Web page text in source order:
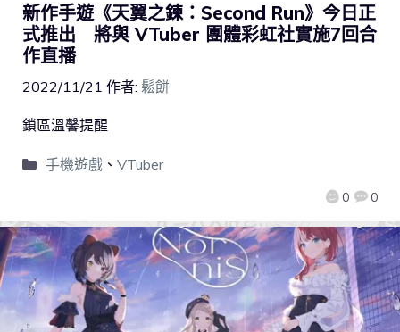
新作手遊《天翼之鍊：Second Run》今日正
式推出 將與 VTuber 團體彩虹社實施7回合
作直播
2022/11/21 作者: 鬆餅
0 0
鎖區溫馨提醒
手機遊戲、 VTuber